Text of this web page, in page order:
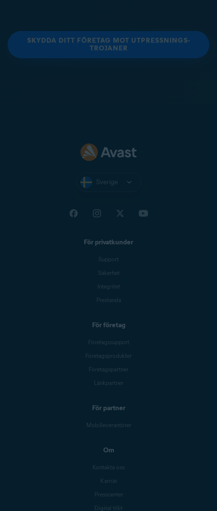
SKYDDA DITT FÖRETAG MOT UTPRESSNINGS­
TROJANER
Sverige
För privatkunder
Support
Säkerhet
Integritet
Prestanda
För företag
Företagssupport
Företagsprodukter
Företagspartner
Länkpartner
För partner
Mobilleverantörer
Om
Kontakta oss
Karriär
Presscenter
Digital tillit